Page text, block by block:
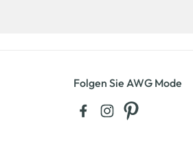
Folgen Sie AWG Mode